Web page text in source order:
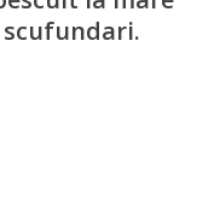
scufundari.